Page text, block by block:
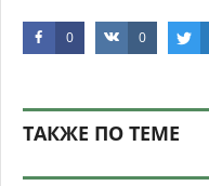
0 0
ТАКЖЕ ПО ТЕМЕ